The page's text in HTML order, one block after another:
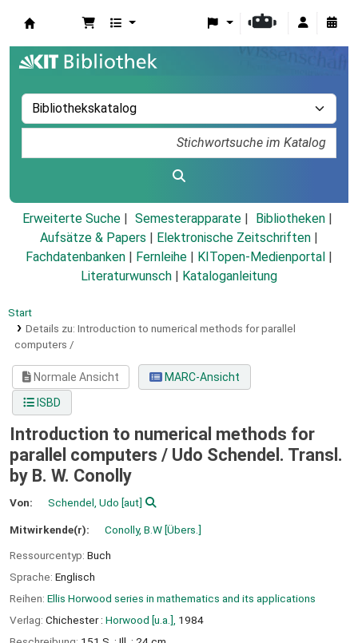
Erweiterte Suche Semesterapparate
Bibliotheken
Aufsätze & Papers
Elektronische Zeitschriften
Fachdatenbanken
Fernleihe KITopen-Medienportal
Literaturwunsch
Kataloganleitung
Start
Details zu: Introduction to numerical methods for parallel
computers /
Normale Ansicht
MARC-Ansicht
ISBD
Introduction to numerical methods for
parallel computers / Udo Schendel. Transl.
by B. W. Conolly
Von: Schendel, Udo [aut]
Mitwirkende(r): Conolly, B.W[Übers.]
Ressourcentyp: Buch
Sprache: Englisch
Reihen: Ellis Horwood series in mathematics and its applications
Verlag: Chichester : Horwood [u.a.], 1984